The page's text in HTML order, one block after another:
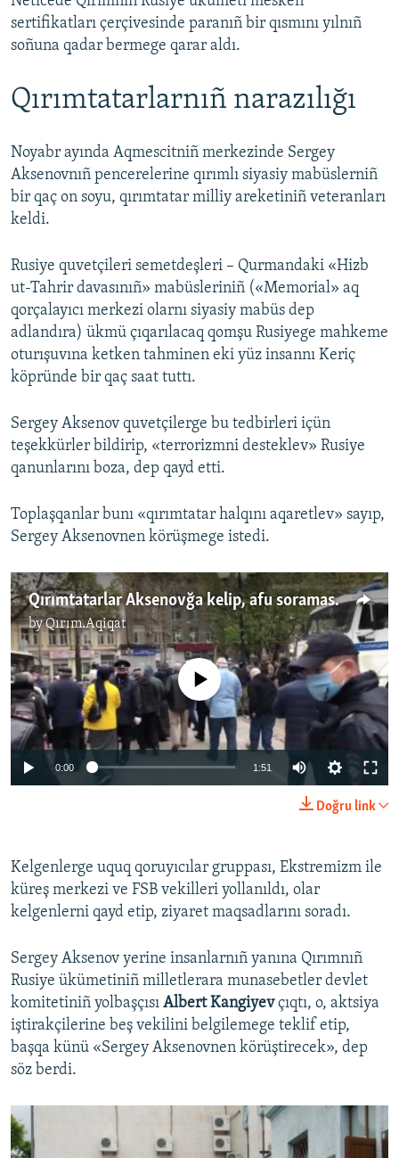
sertifikatları çerçivesinde paranıñ bir qısmını yılnıñ
soñuna qadar bermege qarar aldı.
Qırımtatarlarnıñ narazılığı
Noyabr ayında Aqmescitniñ merkezinde Sergey
Aksenovnıñ pencerelerine qırımlı siyasiy mabüslerniñ
bir qaç on soyu, qırımtatar milliy areketiniñ veteranları
keldi.
Rusiye quvetçileri semetdeşleri – Qurmandaki «Hizb
ut-Tahrir davasınıñ» mabüsleriniñ («Memorial» aq
qorçalayıcı merkezi olarnı siyasiy mabüs dep
adlandıra) ükmü çıqarılacaq qomşu Rusiyege mahkeme
oturışuvına ketken tahminen eki yüz insannı Keriç
köpründe bir qaç saat tuttı.
Sergey Aksenov quvetçilerge bu tedbirleri içün
teşekkürler bildirip, «terrorizmni desteklev» Rusiye
qanunlarını boza, dep qayd etti.
Toplaşqanlar bunı «qırımtatar halqını aqaretlev» sayıp,
Sergey Aksenovnen körüşmege istedi.
Qırımtatarlar Aksenovğa kelip, afu soramasını talap etti. O, çıqmadı (video)
byQırım.Aqiqat
720p 1080p
No media source currently available
0:00 1:51 Auto
240p
720p
1080p
Doğru link
Kelgenlerge uquq qoruyıcılar gruppası, Ekstremizm ile
küreş merkezi ve FSB vekilleri yollanıldı, olar
kelgenlerni qayd etip, ziyaret maqsadlarını soradı.
Sergey Aksenov yerine insanlarnıñ yanına Qırımnıñ
Rusiye ükümetiniñ milletlerara munasebetler devlet
komitetiniñ yolbaşçısı Albert Kangiyevçıqtı, o, aktsiya
iştirakçilerine beş vekilini belgilemege teklif etip,
başqa künü «Sergey Aksenovnen körüştirecek», dep
söz berdi.